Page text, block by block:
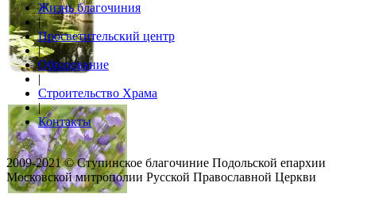
Жизнь благочиния
|
Просветительский центр
|
Образование
|
Строительство Храма
|
Контакты
2009-2021 © Ступинское благочиние Подольской епархии
Московской митрополии Русской Православной Церкви